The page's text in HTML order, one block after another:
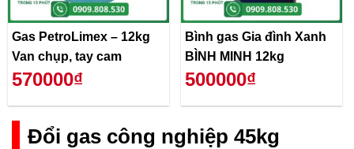
Gas PetroLimex – 12kg
Van chụp, tay cam
570000₫
Bình gas Gia đình Xanh
BÌNH MINH 12kg
500000₫
Đổi gas công nghiệp 45kg